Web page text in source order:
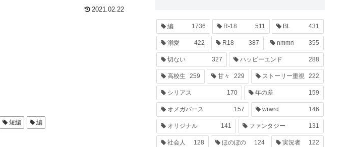
2021.02.22
短編 編
編 1736 R-18 511 BL 431
溺愛 422 R18 387 nmmn 355
切ない 327 ハッピーエンド 288
高校生 259 甘々 229 ストーリー重視 222
シリアス 170 年の差 159
オメガバース 157 wrwrd 146
オリジナル 141 ファンタジー 131
社会人 128 ほのぼの 124 実況者 122